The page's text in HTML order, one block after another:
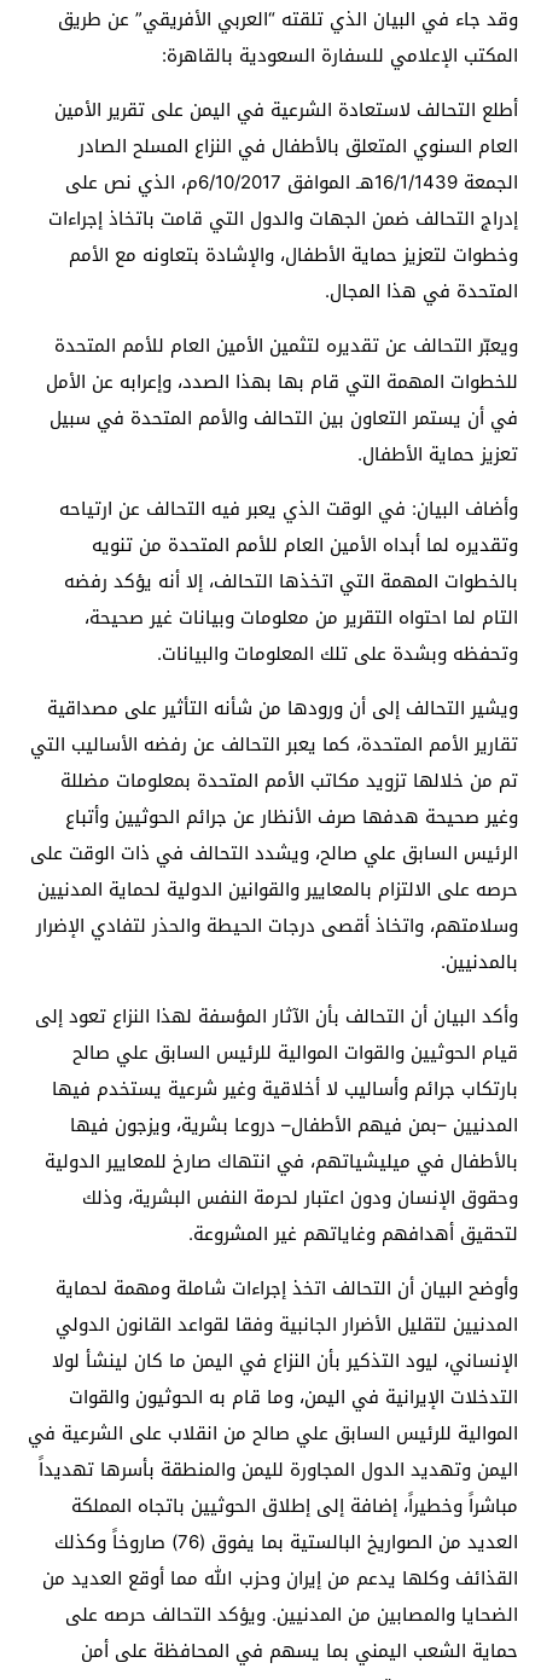
وقد جاء في البيان الذي تلقته “العربي الأفريقي” عن طريق
المكتب الإعلامي للسفارة السعودية بالقاهرة:
أطلع التحالف لاستعادة الشرعية في اليمن على تقرير الأمين
العام السنوي المتعلق بالأطفال في النزاع المسلح الصادر
الجمعة 16/1/1439هـ الموافق 6/10/2017م، الذي نص على
إدراج التحالف ضمن الجهات والدول التي قامت باتخاذ إجراءات
وخطوات لتعزيز حماية الأطفال، والإشادة بتعاونه مع الأمم
المتحدة في هذا المجال.
ويعبّر التحالف عن تقديره لتثمين الأمين العام للأمم المتحدة
للخطوات المهمة التي قام بها بهذا الصدد، وإعرابه عن الأمل
في أن يستمر التعاون بين التحالف والأمم المتحدة في سبيل
تعزيز حماية الأطفال.
وأضاف البيان: في الوقت الذي يعبر فيه التحالف عن ارتياحه
وتقديره لما أبداه الأمين العام للأمم المتحدة من تنويه
بالخطوات المهمة التي اتخذها التحالف، إلا أنه يؤكد رفضه
التام لما احتواه التقرير من معلومات وبيانات غير صحيحة،
وتحفظه وبشدة على تلك المعلومات والبيانات.
ويشير التحالف إلى أن ورودها من شأنه التأثير على مصداقية
تقارير الأمم المتحدة، كما يعبر التحالف عن رفضه الأساليب التي
تم من خلالها تزويد مكاتب الأمم المتحدة بمعلومات مضللة
وغير صحيحة هدفها صرف الأنظار عن جرائم الحوثيين وأتباع
الرئيس السابق علي صالح، ويشدد التحالف في ذات الوقت على
حرصه على الالتزام بالمعايير والقوانين الدولية لحماية المدنيين
وسلامتهم، واتخاذ أقصى درجات الحيطة والحذر لتفادي الإضرار
بالمدنيين.
وأكد البيان أن التحالف بأن الآثار المؤسفة لهذا النزاع تعود إلى
قيام الحوثيين والقوات الموالية للرئيس السابق علي صالح
بارتكاب جرائم وأساليب لا أخلاقية وغير شرعية يستخدم فيها
المدنيين –بمن فيهم الأطفال– دروعا بشرية، ويزجون فيها
بالأطفال في ميليشياتهم، في انتهاك صارخ للمعايير الدولية
وحقوق الإنسان ودون اعتبار لحرمة النفس البشرية، وذلك
لتحقيق أهدافهم وغاياتهم غير المشروعة.
وأوضح البيان أن التحالف اتخذ إجراءات شاملة ومهمة لحماية
المدنيين لتقليل الأضرار الجانبية وفقا لقواعد القانون الدولي
الإنساني، ليود التذكير بأن النزاع في اليمن ما كان لينشأ لولا
التدخلات الإيرانية في اليمن، وما قام به الحوثيون والقوات
الموالية للرئيس السابق علي صالح من انقلاب على الشرعية في
اليمن وتهديد الدول المجاورة لليمن والمنطقة بأسرها تهديداً
مباشراً وخطيراً، إضافة إلى إطلاق الحوثيين باتجاه المملكة
العديد من الصواريخ البالستية بما يفوق (76) صاروخاً وكذلك
القذائف وكلها يدعم من إيران وحزب الله مما أوقع العديد من
الضحايا والمصابين من المدنيين. ويؤكد التحالف حرصه على
حماية الشعب اليمني بما يسهم في المحافظة على أمن